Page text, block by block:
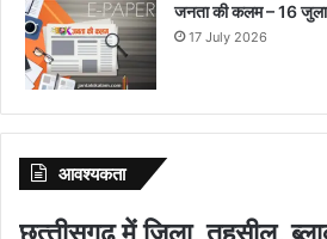
जनता की कलम – 16
17 July 2026
आवश्‍यकता